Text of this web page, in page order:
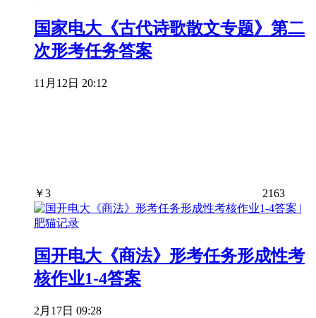
国家电大《古代诗歌散文专题》第二
次形考任务答案
11月12日 20:12
￥3 2163
国开电大《商法》形考任务形成性考
核作业1-4答案
2月17日 09:28